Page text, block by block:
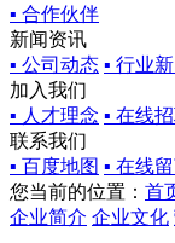
▪ 合作伙伴
新闻资讯
▪ 公司动态 ▪ 行业
加入我们
▪ 人才理念 ▪ 在线
联系我们
▪ 百度地图 ▪ 在线
您当前的位置： 首
企业简介 企业文化